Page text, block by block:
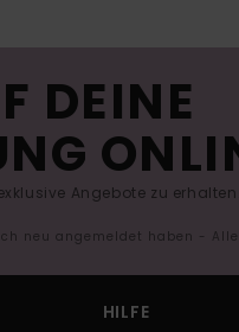
DEINE
Angebote zu erhalten.
neu angemeldet haben -
HILFE